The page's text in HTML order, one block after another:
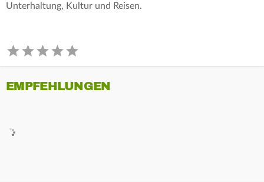
Unterhaltung, Kultur und Reisen.
EMPFEHLUNGEN